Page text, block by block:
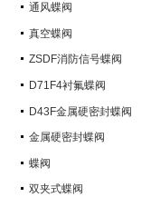
通风蝶阀
真空蝶阀
ZSDF消防信号蝶阀
D71F4衬氟蝶阀
D43F金属硬密封蝶阀
金属硬密封蝶阀
蝶阀
双夹式蝶阀